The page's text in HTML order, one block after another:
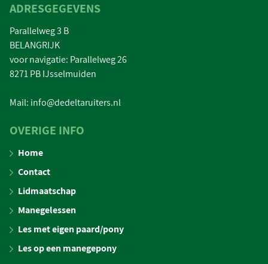
ADRESGEGEVENS
Parallelweg 3 B
BELANGRIJK
voor navigatie: Parallelweg 26
8271 PB IJsselmuiden
Mail: info@dedeltaruiters.nl
OVERIGE INFO
Home
Contact
Lidmaatschap
Manegelessen
Les met eigen paard/pony
Les op een manegepony